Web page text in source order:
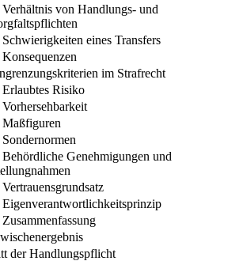
Verhältnis von Handlungs- und
Schwierigkeiten eines Transfers
im Strafrecht
Erlaubtes Risiko
Vorhersehbarkeit
Maßfiguren
Behördliche Genehmigungen und
Eigenverantwortlichkeitsprinzip
der Handlungspflicht